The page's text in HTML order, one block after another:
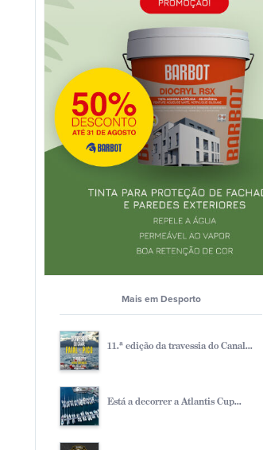
Mais em Desporto
11.ª edição da travessia do Canal...
Está a decorrer a Atlantis Cup...